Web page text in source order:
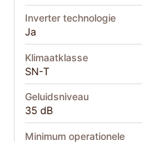
Inverter technologie
Ja
Klimaatklasse
SN-T
Geluidsniveau
35 dB
Minimum operationele